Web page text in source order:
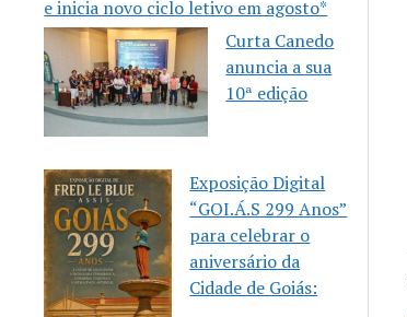
e inicia novo ciclo letivo em agosto*
Curta Canedo
anuncia a sua
10ª edição
Exposição Digital
“GOI.Á.S 299 Anos”
para celebrar o
aniversário da
Cidade de Goiás: